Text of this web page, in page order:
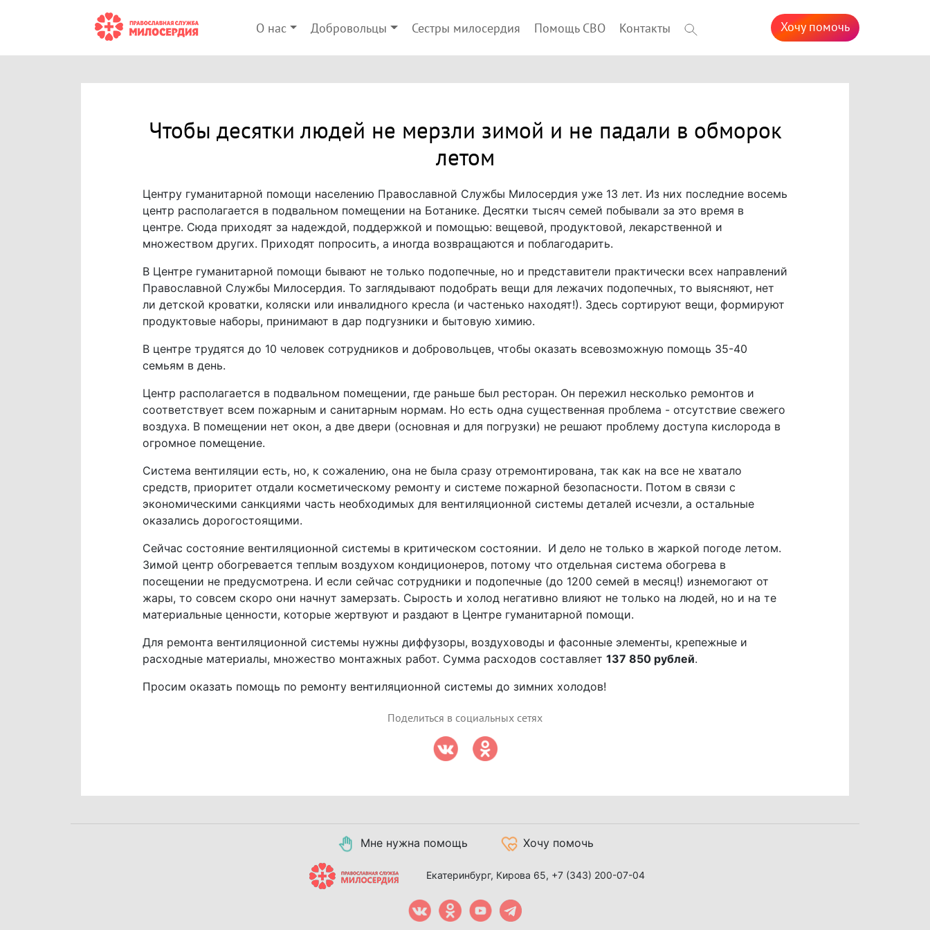
О нас Добровольцы Сестры милосердия Помощь СВО Контакты Хочу помочь
Чтобы десятки людей не мерзли зимой и не падали в обморок
летом
Центру гуманитарной помощи населению Православной Службы Милосердия уже 13 лет. Из них последние восемь
центр располагается в подвальном помещении на Ботанике. Десятки тысяч семей побывали за это время в
центре. Сюда приходят за надеждой, поддержкой и помощью: вещевой, продуктовой, лекарственной и
множеством других. Приходят попросить, а иногда возвращаются и поблагодарить.
В Центре гуманитарной помощи бывают не только подопечные, но и представители практически всех направлений
Православной Службы Милосердия. То заглядывают подобрать вещи для лежачих подопечных, то выясняют, нет
ли детской кроватки, коляски или инвалидного кресла (и частенько находят!). Здесь сортируют вещи, формируют
продуктовые наборы, принимают в дар подгузники и бытовую химию.
В центре трудятся до 10 человек сотрудников и добровольцев, чтобы оказать всевозможную помощь 35-40
семьям в день.
Центр располагается в подвальном помещении, где раньше был ресторан. Он пережил несколько ремонтов и
соответствует всем пожарным и санитарным нормам. Но есть одна существенная проблема - отсутствие свежего
воздуха. В помещении нет окон, а две двери (основная и для погрузки) не решают проблему доступа кислорода в
огромное помещение.
Система вентиляции есть, но, к сожалению, она не была сразу отремонтирована, так как на все не хватало
средств, приоритет отдали косметическому ремонту и системе пожарной безопасности. Потом в связи с
экономическими санкциями часть необходимых для вентиляционной системы деталей исчезли, а остальные
оказались дорогостоящими.
Сейчас состояние вентиляционной системы в критическом состоянии. И дело не только в жаркой погоде летом.
Зимой центр обогревается теплым воздухом кондиционеров, потому что отдельная система обогрева в
посещении не предусмотрена. И если сейчас сотрудники и подопечные (до 1200 семей в месяц!) изнемогают от
жары, то совсем скоро они начнут замерзать. Сырость и холод негативно влияют не только на людей, но и на те
материальные ценности, которые жертвуют и раздают в Центре гуманитарной помощи.
Для ремонта вентиляционной системы нужны диффузоры, воздуховоды и фасонные элементы, крепежные и
расходные материалы, множество монтажных работ. Сумма расходов составляет 137 850 рублей.
Просим оказать помощь по ремонту вентиляционной системы до зимних холодов!
Поделиться в социальных сетях
Мне нужна помощь Хочу помочь
Екатеринбург, Кирова 65, +7 (343) 200-07-04